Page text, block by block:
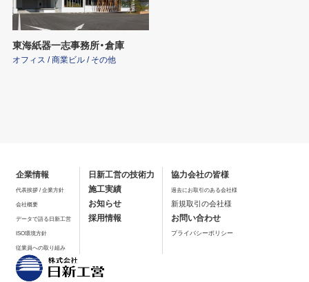
東海紙器一志事務所・倉庫
オフィス / 商業ビル / その他
企業情報
代表挨拶 / 企業方針
会社概要
データで語る日新工営
ISO環境方針
従業員への取り組み
日新工営の技術力
施工実績
お知らせ
採用情報
協力会社の皆様
過去にお取引のある会社様
新規取引の会社様
お問い合わせ
プライバシーポリシー